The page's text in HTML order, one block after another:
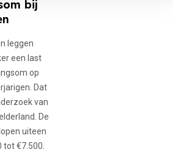
bij
leggen
een last
op
Dat
van
De
uiteen
tot €7.500.